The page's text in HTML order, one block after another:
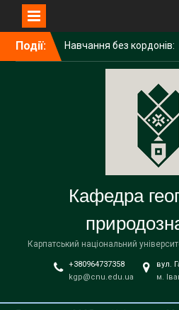
Події:
Навчання без кордонів:
досвід академічної
ГАЛИЧУК в Поморському
університеті (Польща)
Вітаємо наших
із завершенням
Кафедра
Карпатський національний
+380964737358
kgp@cnu.edu.ua
вул.
м.